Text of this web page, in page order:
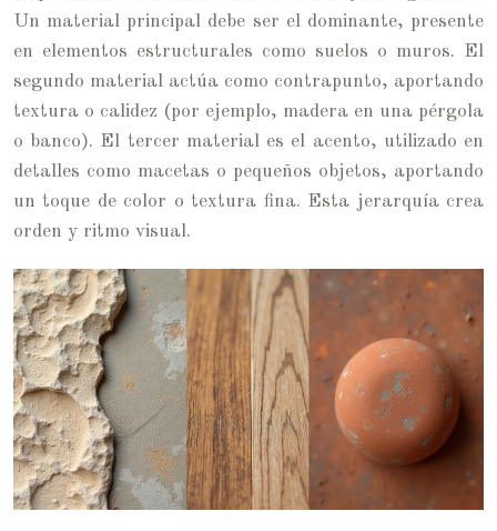
Un material principal debe ser el dominante, presente
en elementos estructurales como suelos o muros. El
segundo material actúa como contrapunto, aportando
textura o calidez (por ejemplo, madera en una pérgola
o banco). El tercer material es el acento, utilizado en
detalles como macetas o pequeños objetos, aportando
un toque de color o textura fina. Esta jerarquía crea
orden y ritmo visual.